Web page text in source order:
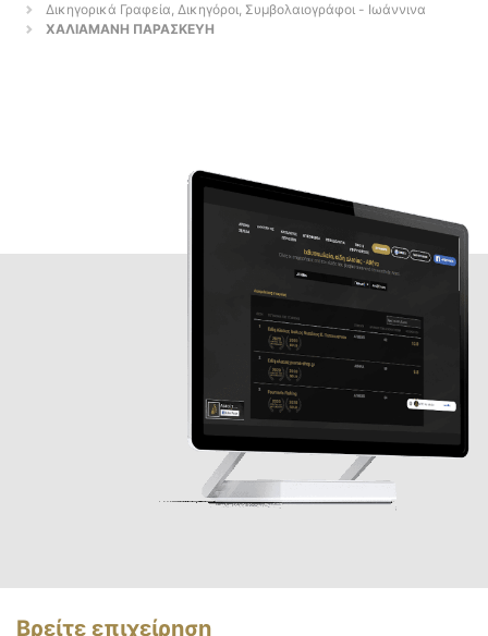
Δικηγορικά Γραφεία, Δικηγόροι, Συμβολαιογράφοι - Ιωάννινα
ΧΑΛΙΑΜΑΝΗ ΠΑΡΑΣΚΕΥΗ
Βρείτε επιχείρηση